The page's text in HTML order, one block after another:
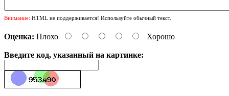
Внимание: HTML не поддерживается! Используйте обычный текст.
Оценка: Плохо Хорошо
Введите код, указанный на картинке: